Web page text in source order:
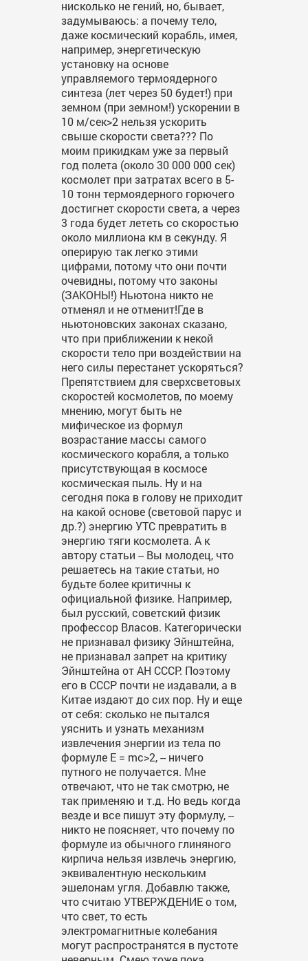
нисколько не гений, но, бывает,
задумываюсь: а почему тело,
даже космический корабль, имея,
например, энергетическую
установку на основе
управляемого термоядерного
синтеза (лет через 50 будет!) при
земном (при земном!) ускорении в
10 м/сек>2 нельзя ускорить
свыше скорости света??? По
моим прикидкам уже за первый
год полета (около 30 000 000 сек)
космолет при затратах всего в 5-
10 тонн термоядерного горючего
достигнет скорости света, а через
3 года будет лететь со скоростью
около миллиона км в секунду. Я
оперирую так легко этими
цифрами, потому что они почти
очевидны, потому что законы
(ЗАКОНЫ!) Ньютона никто не
отменял и не отменит!Где в
ньютоновских законах сказано,
что при приближении к некой
скорости тело при воздействии на
него силы перестанет ускоряться?
Препятствием для сверхсветовых
скоростей космолетов, по моему
мнению, могут быть не
мифическое из формул
возрастание массы самого
космического корабля, а только
присутствующая в космосе
космическая пыль. Ну и на
сегодня пока в голову не приходит
на какой основе (световой парус и
др.?) энергию УТС превратить в
энергию тяги космолета. А к
автору статьи -- Вы молодец, что
решаетесь на такие статьи, но
будьте более критичны к
официальной физике. Например,
был русский, советский физик
профессор Власов. Категорически
не признавал физику Эйнштейна,
не признавал запрет на критику
Эйнштейна от АН СССР. Поэтому
его в СССР почти не издавали, а в
Китае издают до сих пор. Ну и еще
от себя: сколько не пытался
уяснить и узнать механизм
извлечения энергии из тела по
формуле E = mc>2, -- ничего
путного не получается. Мне
отвечают, что не так смотрю, не
так применяю и т.д. Но ведь когда
везде и все пишут эту формулу, --
никто не поясняет, что почему по
формуле из обычного глиняного
кирпича нельзя извлечь энергию,
эквивалентную нескольким
эшелонам угля. Добавлю также,
что считаю УТВЕРЖДЕНИЕ о том,
что свет, то есть
электромагнитные колебания
могут распространятся в пустоте